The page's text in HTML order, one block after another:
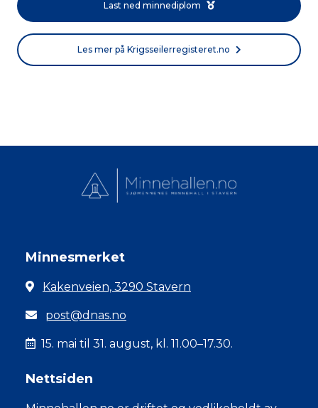
Last ned minnediplom
Les mer på Krigsseilerregisteret.no
Minnesmerket
Kakenveien, 3290 Stavern
post@dnas.no
15. mai til 31. august, kl. 11.00–17.30.
Nettsiden